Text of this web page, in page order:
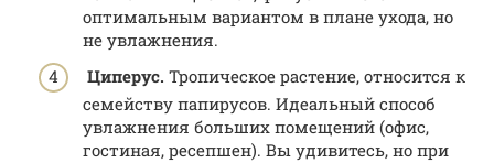
оптимальным вариантом в плане ухода, но
не увлажнения.
Циперус. Тропическое растение, относится к
семейству папирусов. Идеальный способ
увлажнения больших помещений (офис,
гостиная, ресепшен). Вы удивитесь, но при